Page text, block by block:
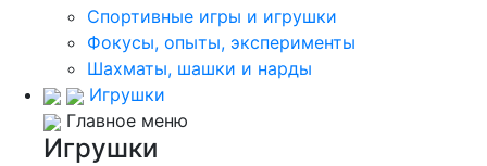
Спортивные игры и игрушки
Фокусы, опыты, эксперименты
Шахматы, шашки и нарды
Игрушки
Главное меню
Игрушки